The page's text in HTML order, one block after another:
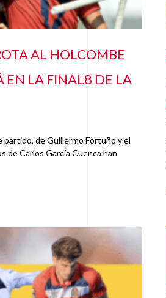
AL HOLCOMBE
EN LA FINAL8 DE LA
partido, de Guillermo Fortuño y el
de Carlos García Cuenca han